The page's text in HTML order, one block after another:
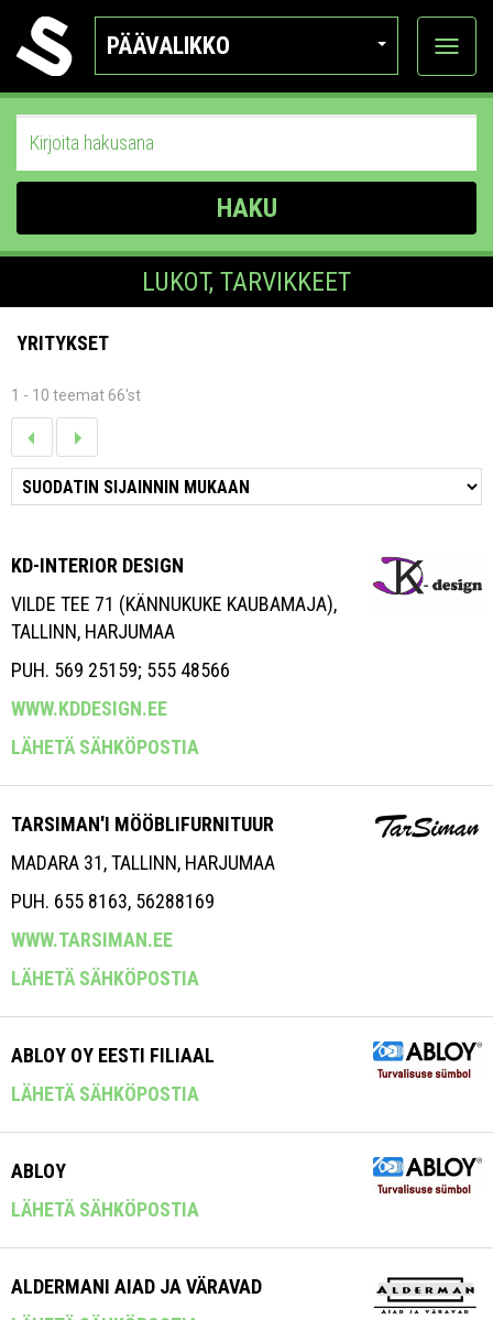
PÄÄVALIKKO
Näytä
HAKU
LUKOT, TARVIKKEET
YRITYKSET
1 - 10 teemat 66'st
KD-INTERIOR DESIGN
VILDE TEE 71 (KÄNNUKUKE KAUBAMAJA),
TALLINN, HARJUMAA
PUH. 569 25159; 555 48566
WWW.KDDESIGN.EE
LÄHETÄ SÄHKÖPOSTIA
TARSIMAN'I MÖÖBLIFURNITUUR
MADARA 31, TALLINN, HARJUMAA
PUH. 655 8163, 56288169
WWW.TARSIMAN.EE
LÄHETÄ SÄHKÖPOSTIA
ABLOY OY EESTI FILIAAL
LÄHETÄ SÄHKÖPOSTIA
ABLOY
LÄHETÄ SÄHKÖPOSTIA
ALDERMANI AIAD JA VÄRAVAD